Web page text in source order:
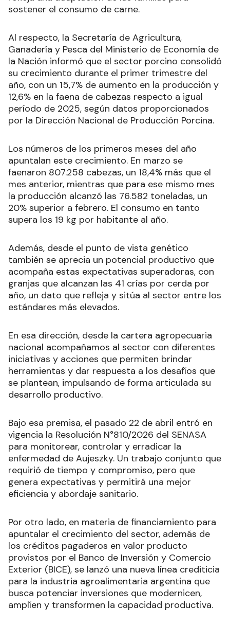
sostener el consumo de carne.
Al respecto, la Secretaría de Agricultura,
Ganadería y Pesca del Ministerio de Economía de
la Nación informó que el sector porcino consolidó
su crecimiento durante el primer trimestre del
año, con un 15,7% de aumento en la producción y
12,6% en la faena de cabezas respecto a igual
período de 2025, según datos proporcionados
por la Dirección Nacional de Producción Porcina.
Los números de los primeros meses del año
apuntalan este crecimiento. En marzo se
faenaron 807.258 cabezas, un 18,4% más que el
mes anterior, mientras que para ese mismo mes
la producción alcanzó las 76.582 toneladas, un
20% superior a febrero. El consumo en tanto
supera los 19 kg por habitante al año.
Además, desde el punto de vista genético
también se aprecia un potencial productivo que
acompaña estas expectativas superadoras, con
granjas que alcanzan las 41 crías por cerda por
año, un dato que refleja y sitúa al sector entre los
estándares más elevados.
En esa dirección, desde la cartera agropecuaria
nacional acompañamos al sector con diferentes
iniciativas y acciones que permiten brindar
herramientas y dar respuesta a los desafíos que
se plantean, impulsando de forma articulada su
desarrollo productivo.
Bajo esa premisa, el pasado 22 de abril entró en
vigencia la Resolución N°810/2026 del SENASA
para monitorear, controlar y erradicar la
enfermedad de Aujeszky. Un trabajo conjunto que
requirió de tiempo y compromiso, pero que
genera expectativas y permitirá una mejor
eficiencia y abordaje sanitario.
Por otro lado, en materia de financiamiento para
apuntalar el crecimiento del sector, además de
los créditos pagaderos en valor producto
provistos por el Banco de Inversión y Comercio
Exterior (BICE), se lanzó una nueva línea crediticia
para la industria agroalimentaria argentina que
busca potenciar inversiones que modernicen,
amplíen y transformen la capacidad productiva.